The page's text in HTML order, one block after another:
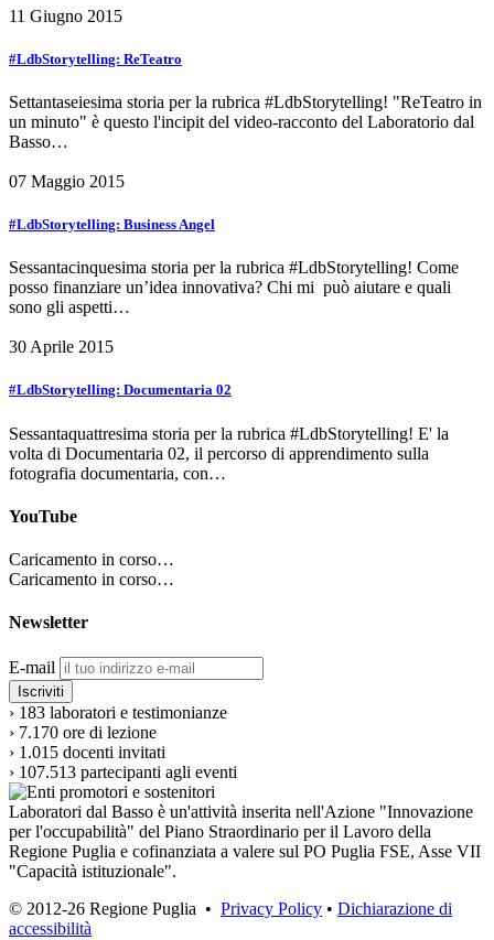
11 Giugno 2015
#LdbStorytelling: ReTeatro
Settantaseiesima storia per la rubrica #LdbStorytelling! "ReTeatro in
un minuto" è questo l'incipit del video-racconto del Laboratorio dal
Basso…
07 Maggio 2015
#LdbStorytelling: Business Angel
Sessantacinquesima storia per la rubrica #LdbStorytelling! Come
posso finanziare un’idea innovativa? Chi mi può aiutare e quali
sono gli aspetti…
30 Aprile 2015
#LdbStorytelling: Documentaria 02
Sessantaquattresima storia per la rubrica #LdbStorytelling! E' la
volta di Documentaria 02, il percorso di apprendimento sulla
fotografia documentaria, con…
YouTube
Caricamento in corso…
Caricamento in corso…
Newsletter
E-mail
› 183 laboratori e testimonianze
› 7.170 ore di lezione
› 1.015 docenti invitati
› 107.513 partecipanti agli eventi
Laboratori dal Basso è un'attività inserita nell'Azione "Innovazione
per l'occupabilità" del Piano Straordinario per il Lavoro della
Regione Puglia e cofinanziata a valere sul PO Puglia FSE, Asse VII
"Capacità istituzionale".
© 2012-26 Regione Puglia • Privacy Policy • Dichiarazione di
accessibilità